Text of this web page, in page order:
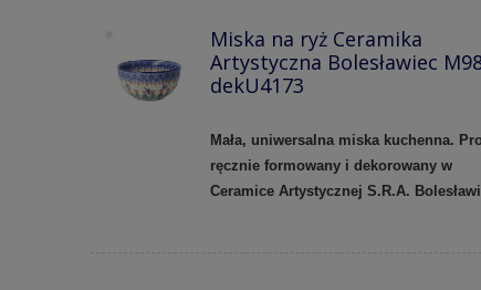
Miska na ryż Ceramika
Artystyczna Bolesławiec
dekU4173
Mała, uniwersalna miska kuchenna.
ręcznie formowany i dekorowany w
Ceramice Artystycznej S.R.A.